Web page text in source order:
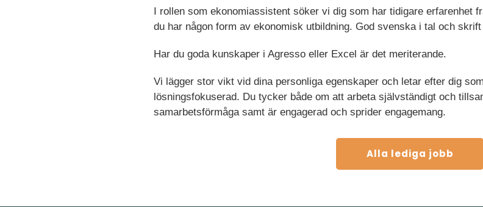
I rollen som ekonomiassistent söker vi dig som har tidigare erfarenhet
du har någon form av ekonomisk utbildning. God svenska i tal och
Har du goda kunskaper i Agresso eller Excel är det meriterande.
Vi lägger stor vikt vid dina personliga egenskaper och letar efter dig
lösningsfokuserad. Du tycker både om att arbeta självständigt och
samarbetsförmåga samt är engagerad och sprider engagemang.
Alla lediga jobb